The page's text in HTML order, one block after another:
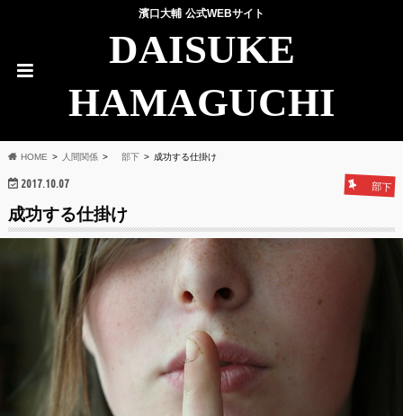
濱口大輔 公式WEBサイト
DAISUKE
HAMAGUCHI
HOME 人間関係 部下 成功する仕掛け
2017.10.07 部下
成功する仕掛け